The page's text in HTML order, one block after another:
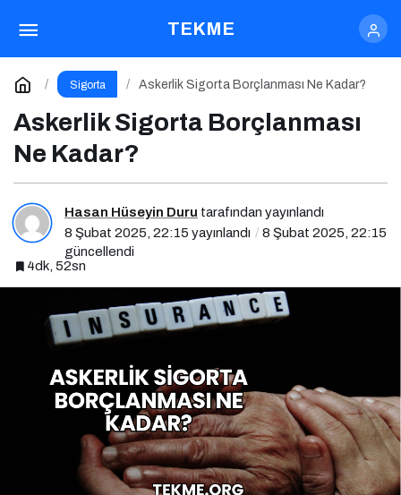
TEKME
Sigorta Askerlik Sigorta Borçlanması Ne Kadar?
Askerlik Sigorta Borçlanması
Ne Kadar?
Hasan Hüseyin Duru tarafından yayınlandı
8 Şubat 2025, 22:15 yayınlandı
8 Şubat 2025, 22:15
güncellendi
4dk, 52sn
Askerlik Sigorta Borçlanması Ne Kadar?
Yorum Yap